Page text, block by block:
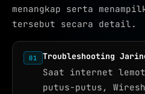
menangkap serta
tersebut secara detail.
01 Troubleshooting
Saat internet
putus-putus,